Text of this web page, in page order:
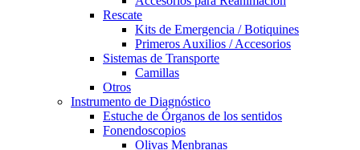
Rescate
Kits de Emergencia / Botiquines
Primeros Auxilios / Accesorios
Sistemas de Transporte
Camillas
Otros
Instrumento de Diagnóstico
Estuche de Órganos de los sentidos
Fonendoscopios
Olivas Menbranas